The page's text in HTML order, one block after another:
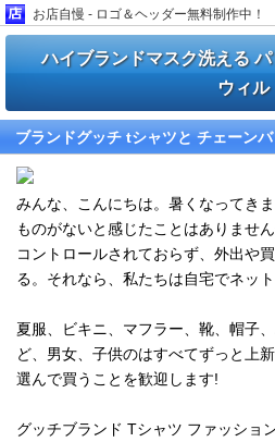
お店自慢 - ロゴ＆ヘッダー無料制作中！
ハイブランドマスク洗える
ウィル
ブランドグッチ tシャツと チェーン
みんな、こんにちは。暑くなってき
ものがないと感じたことはありませ
コントロールされておらず、外出や
る。それなら、私たちは自宅でネッ
夏服、ビキニ、マフラー、靴、帽子
ど、男女、子供のはすべてずっと上
選んで買うことを歓迎します!
グッチブランド Tシャツ ファッショ